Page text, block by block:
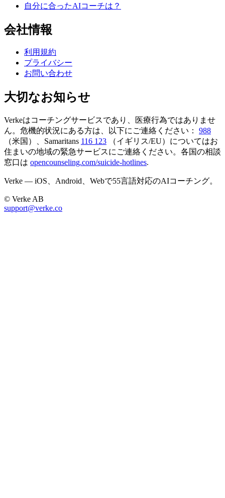
自分に合ったAIコーチは？
会社情報
利用規約
プライバシー
お問い合わせ
大切なお知らせ
Verkeはコーチングサービスであり、医療行為ではありませ
ん。危機的状況にある方は、以下にご連絡ください：
988
（米国）、Samaritans 116 123
（イギリス/EU）についてはお
住まいの地域の緊急サービスにご連絡ください。各国の相談
窓口は opencounseling.com/suicide-hotlines.
Verke — iOS、Android、Webで55言語対応のAIコーチング。
© Verke AB
support@verke.co